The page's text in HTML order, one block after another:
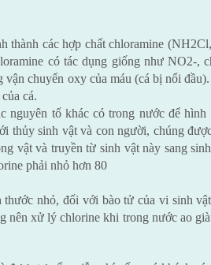
các hợp chất chloramine
có tác dụng giống như NO2-,
chuyển oxy của máu (cá bị nổi
cá.
tố khác có trong nước để hình
sinh vật và con người, chúng
vật và truyền từ sinh vật này sang
phải nhỏ hơn 80
nhỏ, đối với bào tử của vi sinh
xử lý chlorine khi trong nước ao